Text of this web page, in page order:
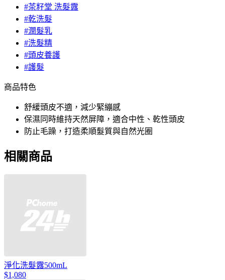
#茶籽堂 洗髮露
#乾洗髮
#潤髮乳
#洗髮精
#頭皮養護
#護髮
商品特色
舒緩頭皮不適，減少緊繃感
保濕同時維持天然屏障，適合中性、乾性頭皮
防止毛躁，打造柔順髮質與自然光圈
相關商品
淨化洗髮露500mL
$1,080